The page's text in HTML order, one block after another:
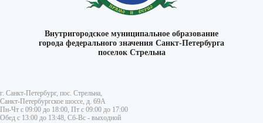
Внутригородское муниципальное образование
города федерального значения Санкт-Петербурга
поселок Стрельна
г. Санкт-Петербург, пос. Стрельна,
Санкт-Петербургское шоссе, д. 69А
Пн-Чт с 09:00 до 18:00, Пт с 09:00 до 17:00
Обед с 13:00 до 13:48, Сб-Вс - выходной